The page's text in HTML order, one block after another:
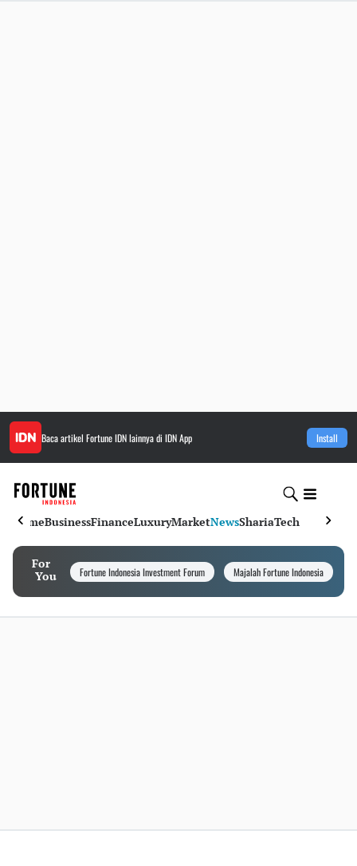
Baca artikel Fortune IDNlainnya di IDN App Install
HomeBusinessFinanceLuxuryMarketNewsShariaTech
For
You
Fortune Indonesia Investment Forum Majalah Fortune Indonesia